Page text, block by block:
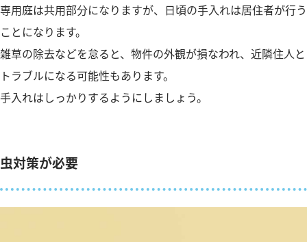
専用庭は共用部分になりますが、日頃の手入れは居住者が行う
ことになります。
雑草の除去などを怠ると、物件の外観が損なわれ、近隣住人と
トラブルになる可能性もあります。
手入れはしっかりするようにしましょう。
虫対策が必要